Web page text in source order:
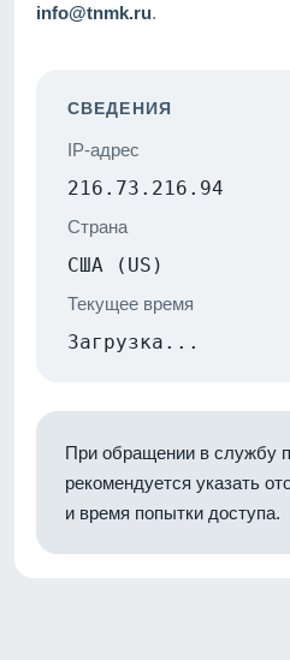
info@tnmk.ru.
СВЕДЕНИЯ
IP-адрес
216.73.216.94
Страна
США (US)
Текущее время
Загрузка...
При обращении в службу
рекомендуется указать
и время попытки доступа.